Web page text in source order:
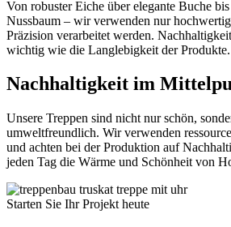
Von robuster Eiche über elegante Buche
Nussbaum – wir verwenden nur
Präzision verarbeitet werden.
wichtig wie die Langlebigkeit der Produkte.
Nachhaltigkeit im
Unsere Treppen sind nicht nur schön,
umweltfreundlich. Wir verwenden
und achten bei der Produktion auf
jeden Tag die Wärme und Schönheit von
Starten Sie Ihr Projekt heute